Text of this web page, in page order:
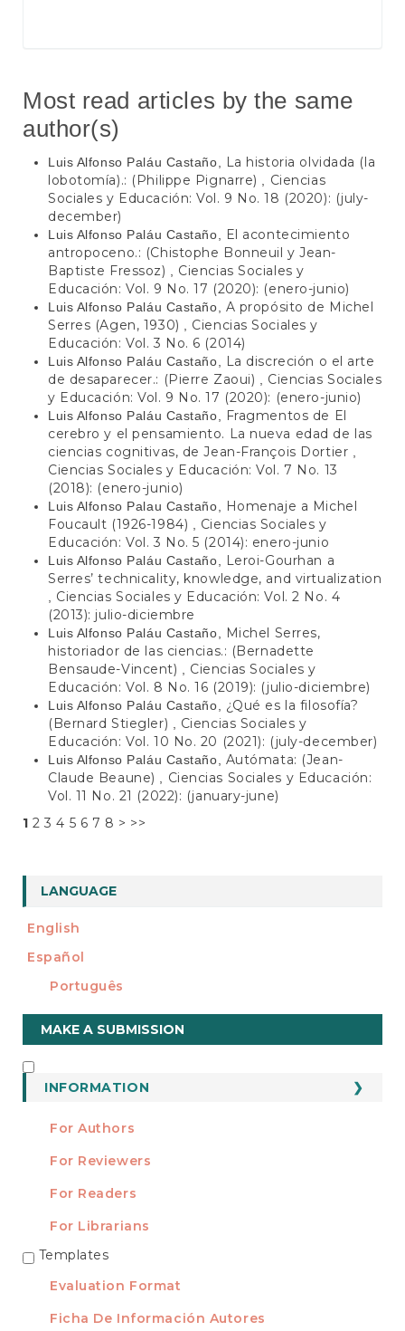
Most read articles by the same
author(s)
Luis Alfonso Paláu Castaño,
La historia olvidada (la
lobotomía).: (Philippe Pignarre)
Ciencias
Sociales y Educación: Vol. 9 No. 18 (2020): (july-
december)
Luis Alfonso Paláu Castaño,
El acontecimiento
antropoceno.: (Chistophe Bonneuil y Jean-
Baptiste Fressoz)
Ciencias Sociales y
Educación: Vol. 9 No. 17 (2020): (enero-junio)
Luis Alfonso Paláu Castaño, A propósito de Michel
Serres (Agen, 1930)
Ciencias Sociales y
Educación: Vol. 3 No. 6 (2014)
Luis Alfonso Paláu Castaño,
La discreción o el arte
de desaparecer.: (Pierre Zaoui)
Ciencias Sociales
y Educación: Vol. 9 No. 17 (2020): (enero-junio)
Luis Alfonso Paláu Castaño,
Fragmentos de El
cerebro y el pensamiento. La nueva edad de las
ciencias cognitivas, de Jean-François Dortier
Ciencias Sociales y Educación: Vol. 7 No. 13
(2018): (enero-junio)
Luis Alfonso Palau Castaño,
Homenaje a Michel
Foucault (1926-1984)
Ciencias Sociales y
Educación: Vol. 3 No. 5 (2014): enero-junio
Luis Alfonso Paláu Castaño,
Leroi-Gourhan a
Serres’ technicality, knowledge, and virtualization
Ciencias Sociales y Educación: Vol. 2 No. 4
(2013): julio-diciembre
Luis Alfonso Paláu Castaño,
Michel Serres,
historiador de las ciencias.: (Bernadette
Bensaude-Vincent)
Ciencias Sociales y
Educación: Vol. 8 No. 16 (2019): (julio-diciembre)
Luis Alfonso Paláu Castaño, ¿Qué es la filosofía?
(Bernard Stiegler)
Ciencias Sociales y
Educación: Vol. 10 No. 20 (2021): (july-december)
Luis Alfonso Paláu Castaño, Autómata: (Jean-
Claude Beaune)
Ciencias Sociales y Educación:
Vol. 11 No. 21 (2022): (january-june)
1 2 3 4 5 6 7 8 > >>
LANGUAGE
English
Español
Português
Make
a
Submission
MAKE A SUBMISSION
INFORMATION
For Authors
For Reviewers
For Readers
For Librarians
TEMPLATES
Templates
Evaluation Format
Ficha De Información Autores